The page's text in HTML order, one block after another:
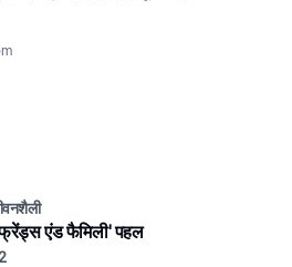
एंड फैमिली' पहल